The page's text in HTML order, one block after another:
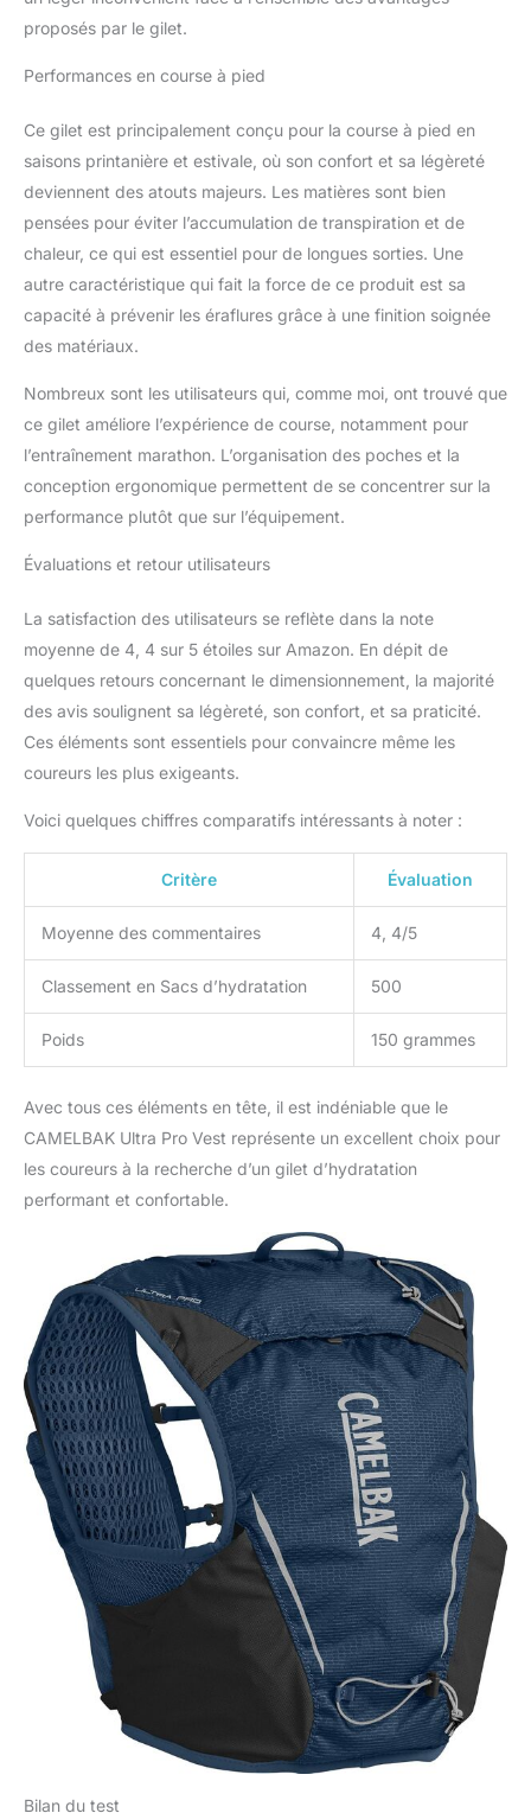
proposés par le gilet.
Performances en course à pied
Ce gilet est principalement conçu pour la course à pied en
saisons printanière et estivale, où son confort et sa légèreté
deviennent des atouts majeurs. Les matières sont bien
pensées pour éviter l’accumulation de transpiration et de
chaleur, ce qui est essentiel pour de longues sorties. Une
autre caractéristique qui fait la force de ce produit est sa
capacité à prévenir les éraflures grâce à une finition soignée
des matériaux.
Nombreux sont les utilisateurs qui, comme moi, ont trouvé que
ce gilet améliore l’expérience de course, notamment pour
l’entraînement marathon. L’organisation des poches et la
conception ergonomique permettent de se concentrer sur la
performance plutôt que sur l’équipement.
Évaluations et retour utilisateurs
La satisfaction des utilisateurs se reflète dans la note
moyenne de 4, 4 sur 5 étoiles sur Amazon. En dépit de
quelques retours concernant le dimensionnement, la majorité
des avis soulignent sa légèreté, son confort, et sa praticité.
Ces éléments sont essentiels pour convaincre même les
coureurs les plus exigeants.
Voici quelques chiffres comparatifs intéressants à noter :
Critère Évaluation
Moyenne des commentaires 4, 4/5
Classement en Sacs d’hydratation 500
Poids 150 grammes
Avec tous ces éléments en tête, il est indéniable que le
CAMELBAK Ultra Pro Vest représente un excellent choix pour
les coureurs à la recherche d’un gilet d’hydratation
performant et confortable.
Bilan du test